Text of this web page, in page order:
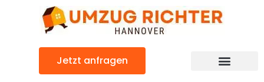
Jetzt anfragen